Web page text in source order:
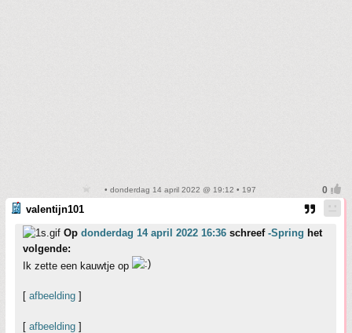
• donderdag 14 april 2022 @ 19:12 • 197
valentijn101
Op donderdag 14 april 2022 16:36 schreef -Spring het
volgende:
Ik zette een kauwtje op
[ afbeelding ]
[ afbeelding ]